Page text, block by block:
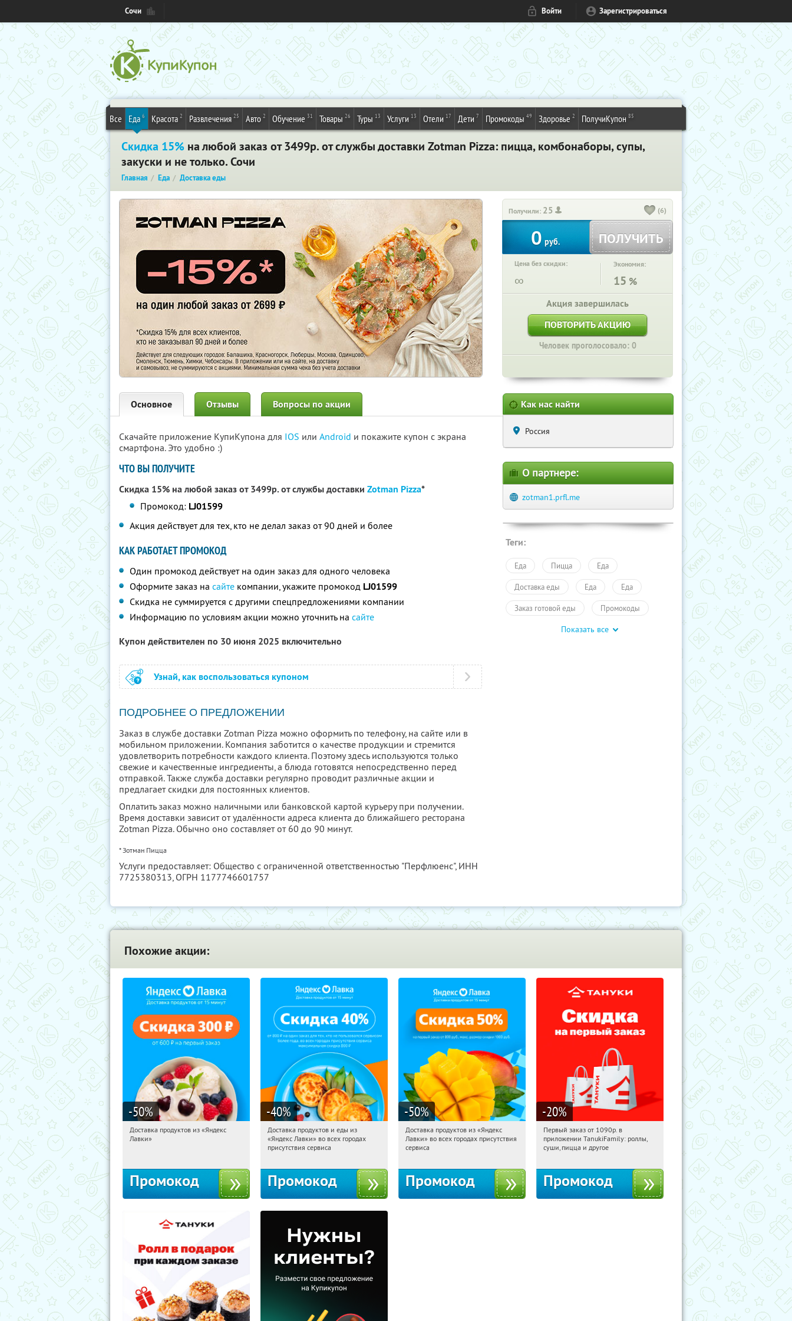
Сочи Войти Зарегистрироваться
Все Еда 6 Красота 2 Развлечения 25 Авто 2 Обучение 31 Товары 26 Туры 13 Услуги 13 Отели 17 Дети 7 Промокоды 49 Здоровье 2 ПолучиКупон 85
Скидка 15% на любой заказ от 3499р. от службы доставки Zotman Pizza: пицца, комбонаборы, супы,
закуски и не только. Сочи
Главная Еда Доставка еды
Получили: 25 (6)
0 руб. ПОЛУЧИТЬ
Цена без скидки:
∞
Экономия:
15 %
Акция завершилась
ПОВТОРИТЬ АКЦИЮ
Человек проголосовало: 0
Основное Отзывы Вопросы по акции
Скачайте приложение КупиКупона для IOS или Android и покажите купон с экрана
смартфона. Это удобно :)
ЧТО ВЫ ПОЛУЧИТЕ
Скидка 15% на любой заказ от 3499р. от службы доставки Zotman Pizza*
Промокод: LJ01599
Акция действует для тех, кто не делал заказ от 90 дней и более
КАК РАБОТАЕТ ПРОМОКОД
Один промокод действует на один заказ для одного человека
Оформите заказ на сайте компании, укажите промокод LJ01599
Скидка не суммируется с другими спецпредложениями компании
Информацию по условиям акции можно уточнить на сайте
Купон действителен по 30 июня 2025 включительно
Узнай, как воспользоваться купоном
ПОДРОБНЕЕ О ПРЕДЛОЖЕНИИ
Заказ в службе доставки Zotman Pizza можно оформить по телефону, на сайте или в
мобильном приложении. Компания заботится о качестве продукции и стремится
удовлетворить потребности каждого клиента. Поэтому здесь используются только
свежие и качественные ингредиенты, а блюда готовятся непосредственно перед
отправкой. Также служба доставки регулярно проводит различные акции и
предлагает скидки для постоянных клиентов.
Оплатить заказ можно наличными или банковской картой курьеру при получении.
Время доставки зависит от удалённости адреса клиента до ближайшего ресторана
Zotman Pizza. Обычно оно составляет от 60 до 90 минут.
* Зотман Пицца
Услуги предоставляет: Общество с ограниченной ответственностью "Перфлюенс", ИНН
7725380313, ОГРН 1177746601757
Как нас найти
Россия
О партнере:
zotman1.prfl.me
Теги:
Еда Пицца Еда
Доставка еды Еда Еда
Заказ готовой еды Промокоды
Еда
Показать все
Похожие акции:
-50%
20:18:43 Получили:
Доставка продуктов из «Яндекс
Лавки»
Промокод
-40%
20:18:43 Получили:
Россия
Доставка продуктов и еды из
«Яндекс Лавки» во всех городах
присутствия сервиса
Промокод
-50%
20:18:43 Получили:
Россия
Доставка продуктов из «Яндекс
Лавки» во всех городах присутствия
сервиса
Промокод
-20%
20:18:43 Получили:
Россия
Первый заказ от 1090р. в
приложении TanukiFamily: роллы,
суши, пицца и другое
Промокод